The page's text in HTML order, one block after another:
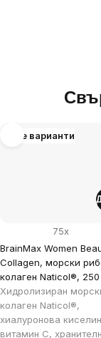
Още варианти
BrainMax Women
Collagen, морски
колаген Naticol®, 250
Хидролизиран
колаген Naticol®,
хиалуронова
витамин C,
75x